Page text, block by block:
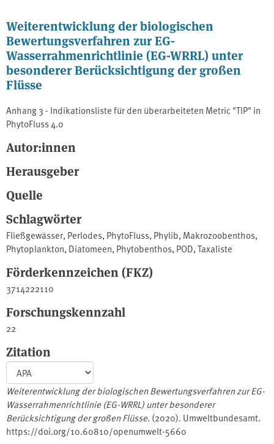
Weiterentwicklung der biologischen
Bewertungsverfahren zur EG-
Wasserrahmenrichtlinie (EG-WRRL) unter
besonderer Berücksichtigung der großen
Flüsse
Anhang 3 - Indikationsliste für den überarbeiteten Metric "TIP" in
PhytoFluss 4.0
Autor:innen
Herausgeber
Quelle
Schlagwörter
Fließgewässer,Perlodes,PhytoFluss,Phylib,Makrozoobenthos,
Phytoplankton,Diatomeen,Phytobenthos,POD,Taxaliste
Förderkennzeichen (FKZ)
3714222110
Forschungskennzahl
22
Zitation
Weiterentwicklung der biologischen Bewertungsverfahren zur EG-
Wasserrahmenrichtlinie (EG-WRRL) unter besonderer
Berücksichtigung der großen Flüsse. (2020). Umweltbundesamt.
https://doi.org/10.60810/openumwelt-5660